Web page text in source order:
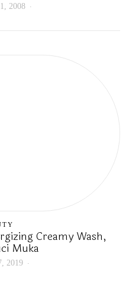
2008
Creamy Wash,
Muka
2019